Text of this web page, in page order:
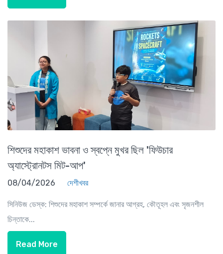
শিশুদের মহাকাশ ভাবনা ও স্বপ্নে মুখর ছিল 'ফিউচার
অ্যাস্ট্রোনটস মিট-আপ'
08/04/2026 দেশীখবর
সিনিউজ ডেস্ক: শিশুদের মহাকাশ সম্পর্কে জানার আগ্রহ, কৌতূহল এবং সৃজনশীল
চিন্তাকে...
Read More